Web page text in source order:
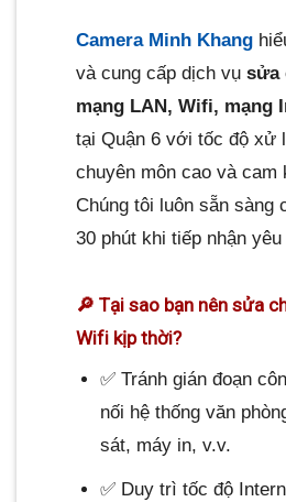
Camera Minh Khang
và cung cấp dịch vụ sửa
mạng LAN, Wifi, mạng
tại Quận 6 với tốc độ xử
chuyên môn cao và cam
Chúng tôi luôn sẵn sàng
30 phút khi tiếp nhận yêu
🔎 Tại sao bạn nên sửa
Wifi kịp thời?
✅ Tránh gián đoạn
nối hệ thống văn
sát, máy in, v.v.
✅ Duy trì tốc độ